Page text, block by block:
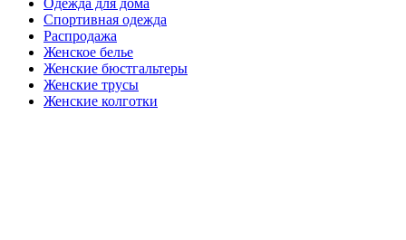
Спортивная одежда
Распродажа
Женское белье
Женские бюстгальтеры
Женские трусы
Женские колготки